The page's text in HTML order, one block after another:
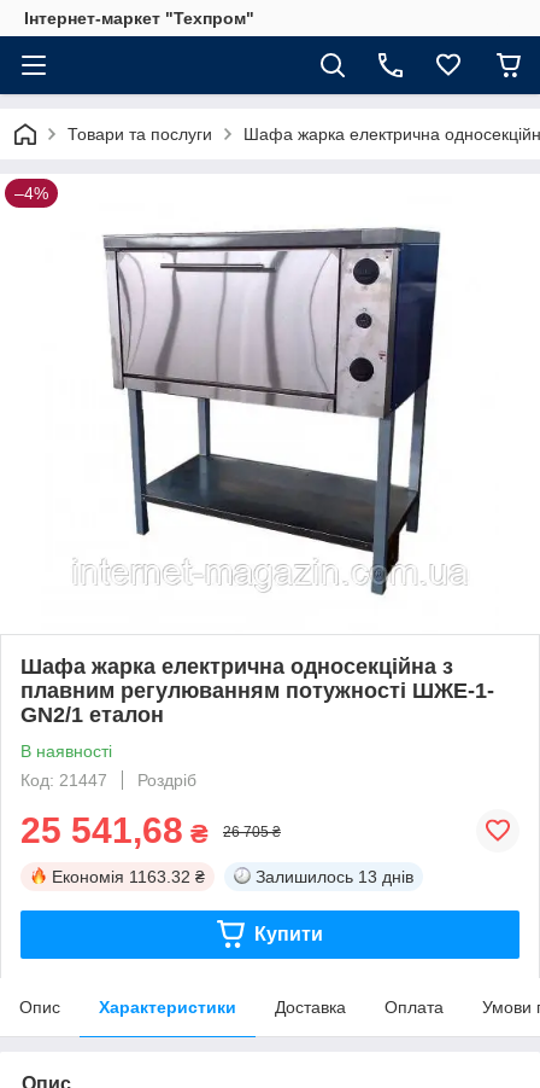
Інтернет-маркет "Техпром"
Товари та послуги Шафа жарка електрична
–4%
Шафа жарка електрична односекційна з
плавним регулюванням потужності ШЖЕ-1-
GN2/1 еталон
В наявності
Код: 21447
Роздріб
25 541,68 ₴ 26 705 ₴
Економія 1163.32 ₴ Залишилось 13 днів
Купити
Опис Характеристики Доставка Оплата Умови
Опис